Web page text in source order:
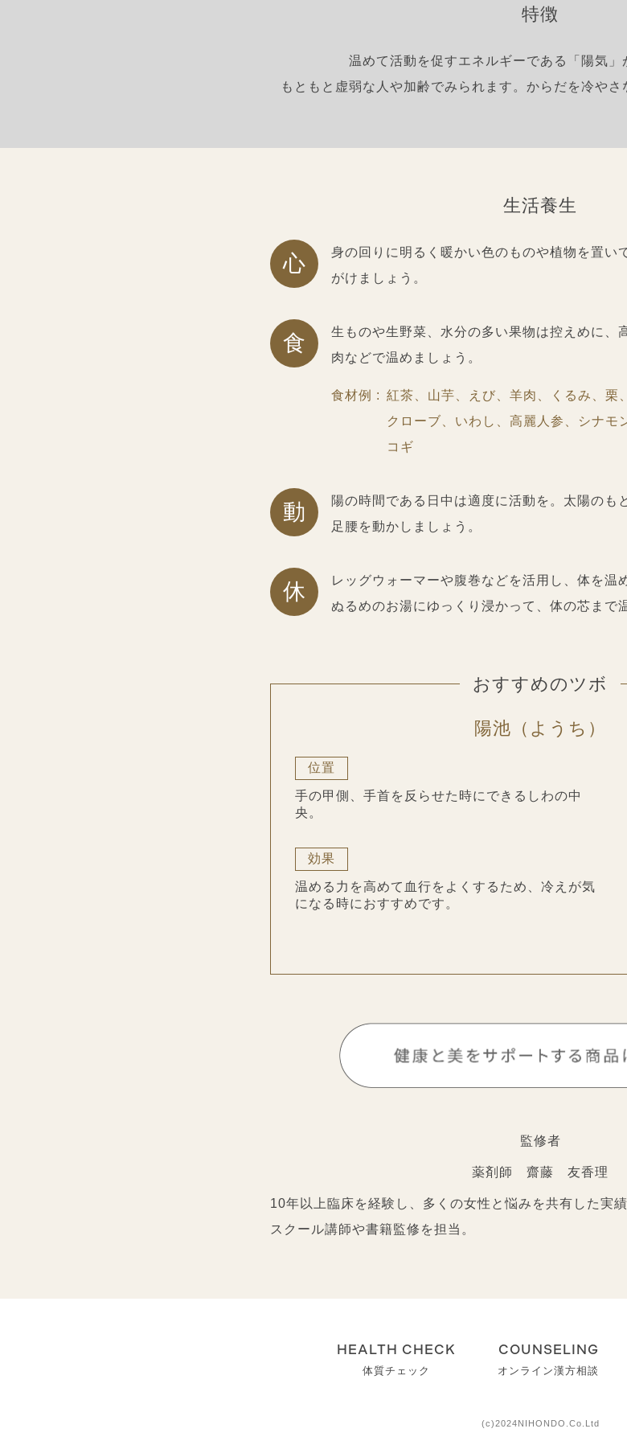
特徴
温めて活動を促すエネルギーである
「陽気
もともと虚弱な人や加齢でみられます。 からだを冷やさ
生活養生
心
身の回りに明るく暖かい色のものや植物を置い
がけましょう。
食
生ものや生野菜、水分の多い果物は控えめに、
肉などで温めましょう。
食材例 : 紅茶、山芋、えび、羊肉、くるみ、栗
クローブ、いわし、高麗人参、シナモ
コギ
動
陽の時間である日中は適度に活動を。太陽のも
足腰を動かしましょう。
休
レッグウォーマーや腹巻などを活用し、体を温
ぬるめのお湯にゆっくり浸かって、体の芯まで
おすすめのツボ
陽池（ようち）
位置
手の甲側、手首を反らせた時にできるしわの中
央。
効果
温める力を高めて血行をよくするため、冷えが気
になる時におすすめです。
監修者
薬剤師 齋藤 友香理
10年以上臨床を経験し、多くの女性と悩みを共有した実
スクール講師や書籍監修を担当。
HEALTH CHECK
体質チェック
COUNSELING
オンライン漢方相談
(c)2024NIHONDO.Co.Ltd